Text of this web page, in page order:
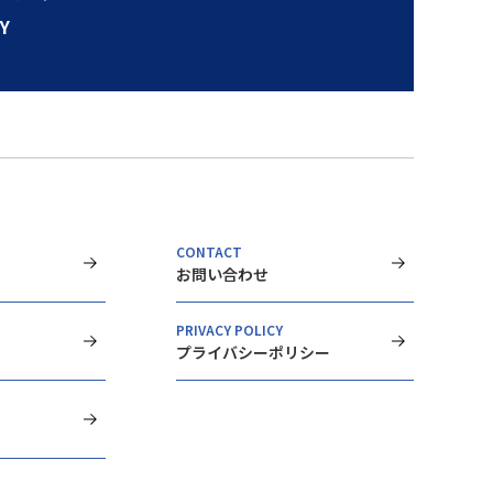
CONTACT
お問い合わせ
PRIVACY POLICY
プライバシーポリシー